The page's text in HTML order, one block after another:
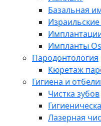
Базальная
Импланты
Пародонтология
Кюретаж
Гигиена и
Чистка зубов
Лазерная